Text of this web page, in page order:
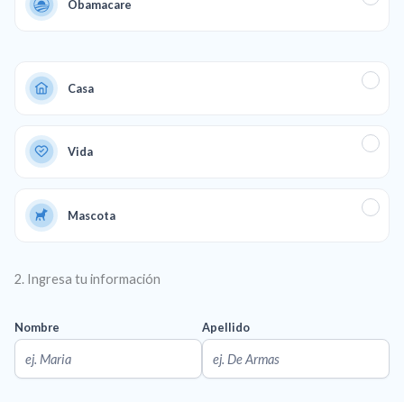
Obamacare
Casa
Vida
Mascota
2. Ingresa tu información
Nombre Apellido